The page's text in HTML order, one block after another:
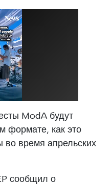
ModA будут
формате, как это
время апрельских
сообщил о